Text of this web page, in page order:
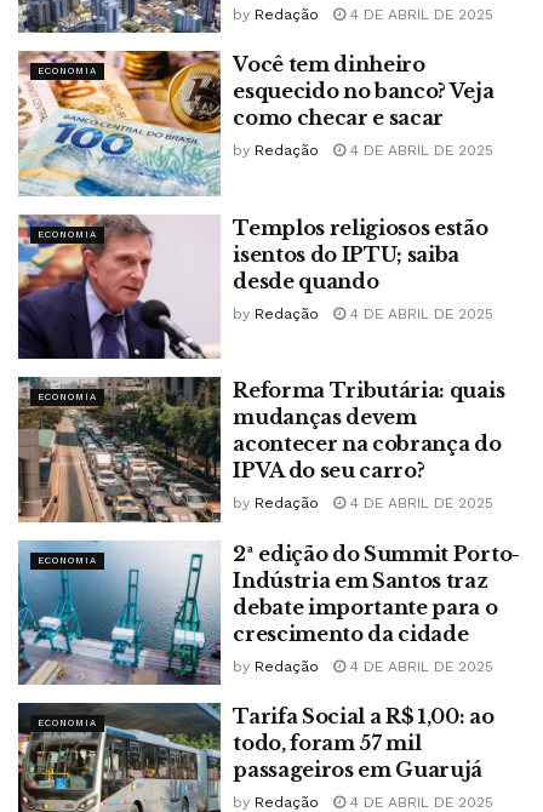
by Redação 4 DE ABRIL DE 2025
ECONOMIA
Você tem dinheiro
esquecido no banco? Veja
como checar e sacar
by Redação 4 DE ABRIL DE 2025
ECONOMIA
Templos religiosos estão
isentos do IPTU; saiba
desde quando
by Redação 4 DE ABRIL DE 2025
ECONOMIA
Reforma Tributária: quais
mudanças devem
acontecer na cobrança do
IPVA do seu carro?
by Redação 4 DE ABRIL DE 2025
ECONOMIA
2ª edição do Summit Porto-
Indústria em Santos traz
debate importante para o
crescimento da cidade
by Redação 4 DE ABRIL DE 2025
ECONOMIA
Tarifa Social a R$ 1,00: ao
todo, foram 57 mil
passageiros em Guarujá
by Redação 4 DE ABRIL DE 2025